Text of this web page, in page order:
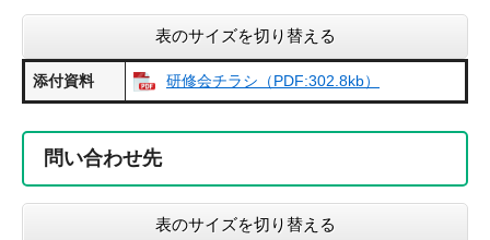
表のサイズを切り替える
添付資料 研修会チラシ（PDF:302.8kb）
問い合わせ先
表のサイズを切り替える